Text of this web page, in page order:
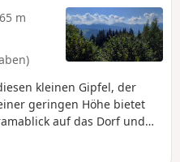
m
kleinen Gipfel, der
geringen Höhe bietet
auf das Dorf und